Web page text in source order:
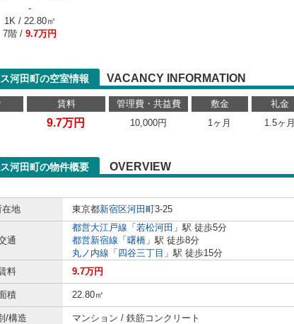
-
1K / 22.80㎡
7階 / 9.7万円
河田町の空室情報 VACANCY INFORMATION
賃料 管理費・共益費 敷金 礼金
9.7万円 10,000円 1ヶ月 1.5ヶ月
河田町の物件概要 OVERVIEW
在地
東京都新宿区河田町3-25
通
都営大江戸線 「 若松河田 」駅 徒歩5分
都営新宿線 「 曙橋 」駅 徒歩8分
丸ノ内線 「 四谷三丁目 」駅 徒歩15分
料
9.7万円
積 22.80㎡
/構造 マンション / 鉄筋コンクリート